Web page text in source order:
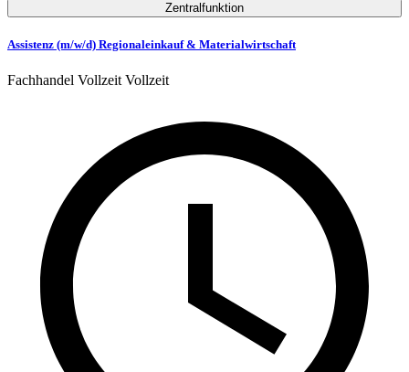
Zentralfunktion
Assistenz (m/w/d) Regionaleinkauf & Materialwirtschaft
Fachhandel Vollzeit Vollzeit